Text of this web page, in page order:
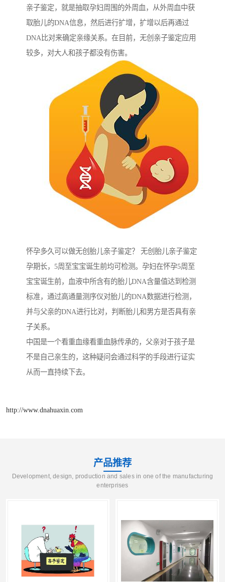
亲子鉴定，就是抽取孕妇周围的外周血，从外周血中获
取胎儿的DNA信息，然后进行扩增，扩增以后再通过
DNA比对来确定亲缘关系。在目前，无创亲子鉴定应用
较多，对大人和孩子都没有伤害。
怀孕多久可以做无创胎儿亲子鉴定？ 无创胎儿亲子鉴定
孕期长，5周至宝宝诞生前均可检测。孕妇在怀孕5周至
宝宝诞生前，血液中所含有的胎儿DNA含量值达到检测
标准，通过高通量测序仪对胎儿的DNA数据进行检测，
并与父亲的DNA进行比对，判断胎儿和男方是否具有亲
子关系。
中国是一个看重血缘看重血脉传承的，父亲对于孩子是
不是自己亲生的，这种疑问会通过科学的手段进行证实
从而一直持续下去。
http://www.dnahuaxin.com
产品推荐
Development, design, production and sales in one of the manufacturing
enterprises